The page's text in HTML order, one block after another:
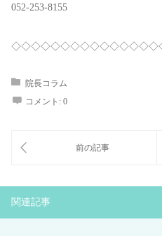
052-253-8155
院長コラム
コメント: 0
関連記事